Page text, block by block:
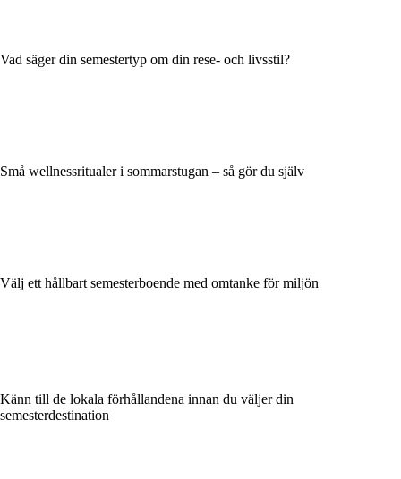
Vad säger din semestertyp om din rese- och livsstil?
Små wellnessritualer i sommarstugan – så gör du själv
Välj ett hållbart semesterboende med omtanke för miljön
Känn till de lokala förhållandena innan du väljer din
semesterdestination